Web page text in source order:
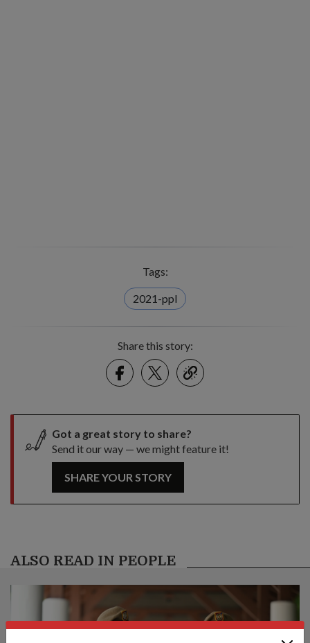
Tags:
2021-ppl
Share this story:
FacebookTwitter
link
Got a great story to share?
Send it our way — we might feature it!
SHARE YOUR STORY
ALSO READ IN PEOPLE